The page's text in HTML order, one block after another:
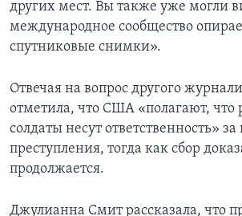
других мест. Вы также уже могли
международное сообщество
спутниковые снимки».
Отвечая на вопрос другого
отметила, что США «полагают, что
солдаты несут ответственность»
преступления, тогда как сбор
продолжается.
Джулианна Смит рассказала, что